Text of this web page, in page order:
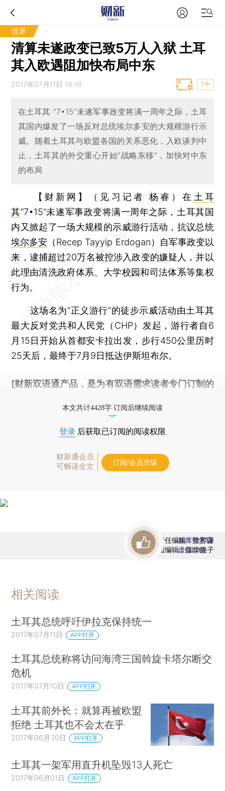
世界
清算未遂政变已致5万人入狱 土耳
其入欧遇阻加快布局中东
2017年07月11日 19:16 T中
在土耳其 “7•15”未遂军事政变将满一周年之际，土耳
其国内爆发了一场反对总统埃尔多安的大规模游行示
威。随着土耳其与欧盟各国的关系恶化，入欧谈判中
止，土耳其的外交重心开始“战略东移”，加快对中东
的布局
【财新网】（见习记者 杨睿）在 土耳
其“7•15”未遂军事政变将满一周年之际，土耳其国
内又掀起了一场大规模的示威游行活动，抗议总统
埃尔多安 （Recep Tayyip Erdogan）自军事政变以
来，逮捕超过20万名被控涉入政变的嫌疑人，并以
此理由清洗政府体系、大学校园和司法体系等集权
行为。
这场名为“正义游行”的徒步示威活动由土耳其
最大反对党共和人民党（CHP）发起，游行者自6
月15日开始从首都安卡拉出发，步行450公里历时
25天后，最终于7月9日抵达伊斯坦布尔。
[财新双语通产品，是为有双语需求读者专门订制的
本文共计4428字 订阅后继续阅读
登录 后获取已订阅的阅读权限
财新通会员
可畅读全文
订阅/会员升级
责任编辑：徐和谦
版面编辑：陈华懿子
首席赞赏官
虚位以待
相关阅读
土耳其总统呼吁伊拉克保持统一
2017年07月11日 APP打开
土耳其总统称将访问海湾三国斡旋卡塔尔断交
危机
2017年07月10日 APP打开
土耳其前外长：就算再被欧盟
拒绝 土耳其也不会太在乎
2017年06月30日 APP打开
土耳其一架军用直升机坠毁13人死亡
2017年06月01日 APP打开